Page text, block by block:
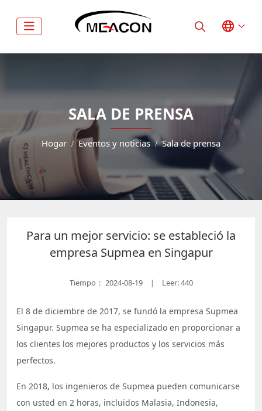
SALA DE PRENSA
Hogar Eventos y noticias Sala de prensa
Para un mejor servicio: se estableció la
empresa Supmea en Singapur
Tiempo： 2024-08-19 | Leer: 440
El 8 de diciembre de 2017, se fundó la empresa Supmea
Singapur. Supmea se ha especializado en proporcionar a
los clientes los mejores productos y los servicios más
perfectos.
En 2018, los ingenieros de Supmea pueden comunicarse
con usted en 2 horas, incluidos Malasia, Indonesia,